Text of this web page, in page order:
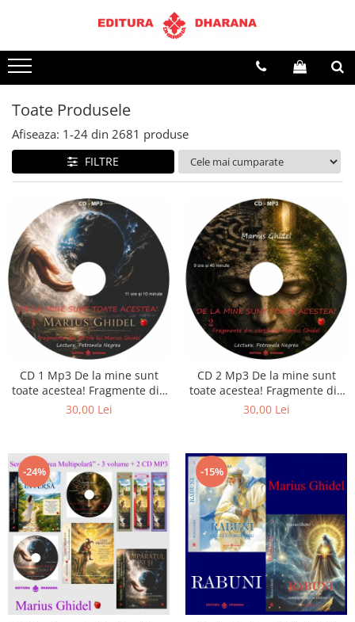
Terapii
Dietoterapie
Toate Produsele
Afiseaza: 1-24 din 2681 produse
FILTRE
CD 1 Mp3 De la mine sunt
toate acestea! Fragmente din
cărțile lui Marius Ghidel
30,00 Lei
CD 2 Mp3 De la mine sunt
toate acestea! Fragmente din
cărțile lui Marius Ghidel
30,00 Lei
-24% -15%